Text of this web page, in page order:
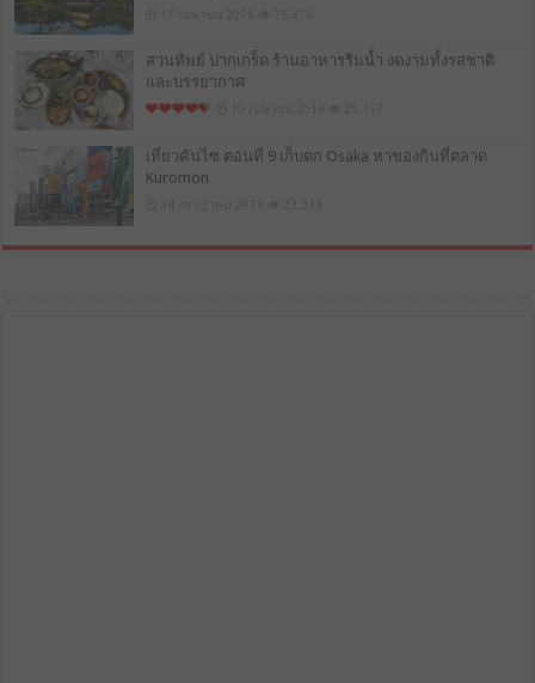
สวนทิพย์ ปากเกร็ด ร้านอาหารริมน้ำ งดงามทั้งรสชาติ
และบรรยากาศ
เที่ยวคันไซ ตอนที่ 9 เก็บตก Osaka หาของกินที่ตลาด
Kuromon